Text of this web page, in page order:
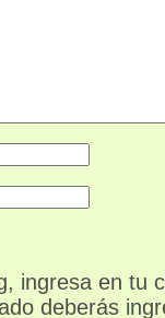
ingresa en tu
deberás